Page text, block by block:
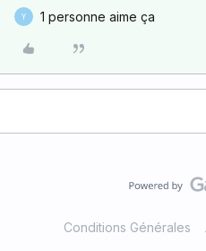
Y 1 personne aime ça
Conditions Générales